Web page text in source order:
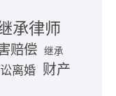
承律师
赔偿 继承
离婚 财产